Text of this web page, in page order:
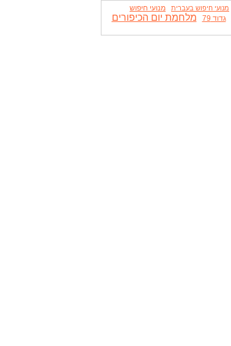
מנועי חיפוש בעברית מנועי חיפוש
גדוד 79 מלחמת יום הכיפורים